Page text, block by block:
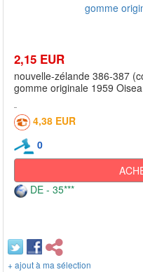
2,15 EUR
nouvelle-zélande 386-387
gomme originale 1959 Oisea
4,38 EUR
0
DE - 35***
+ ajout à ma sélection